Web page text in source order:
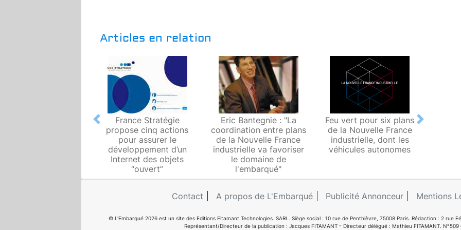
Articles en relation
France Stratégie
propose cinq actions
pour assurer le
développement d’un
Internet des objets
“ouvert”
Eric Bantegnie : "La
coordination entre plans
de la Nouvelle France
industrielle va favoriser
le domaine de
l'embarqué"
Feu vert pour six plans
de la Nouvelle France
industrielle, dont les
véhicules autonomes
Previous Next
Contact A propos de L'Embarqué Publicité Annonceur Mentions
© L'Embarqué 2026 est un site des Editions Fitamant Technologies. SARL. Siège social : 10 rue de Penthièvre, 75008 Paris. Rédaction : 2 rue
Représentant/Directeur de la publication : Jacques FITAMANT - Directeur délégué : Mathieu FITAMANT. N°509